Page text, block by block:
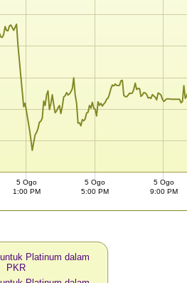
5 Ogo
1:00 PM
5 Ogo
5:00 PM
5 Ogo
9:00 PM
Platinum dalam
PKR